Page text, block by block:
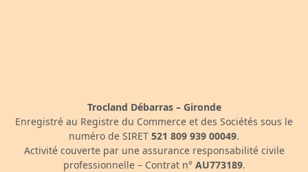
Trocland Débarras – Gironde
Enregistré au Registre du Commerce et des Sociétés sous le
numéro de SIRET 521 809 939 00049.
Activité couverte par une assurance responsabilité civile
professionnelle – Contrat n° AU773189.